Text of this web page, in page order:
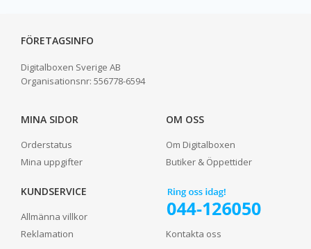
FÖRETAGSINFO
Digitalboxen Sverige AB
Organisationsnr: 556778-6594
MINA SIDOR
Orderstatus
Mina uppgifter
OM OSS
Om Digitalboxen
Butiker & Öppettider
KUNDSERVICE
Allmänna villkor
Reklamation
Kontakta oss